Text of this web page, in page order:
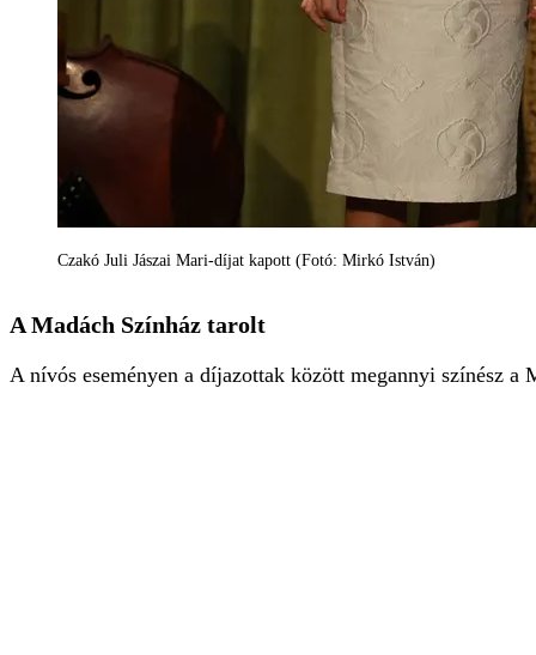
Czakó Juli Jászai Mari-díjat kapott (Fotó: Mirkó István)
A Madách Színház tarolt
A nívós eseményen a díjazottak között megannyi színész